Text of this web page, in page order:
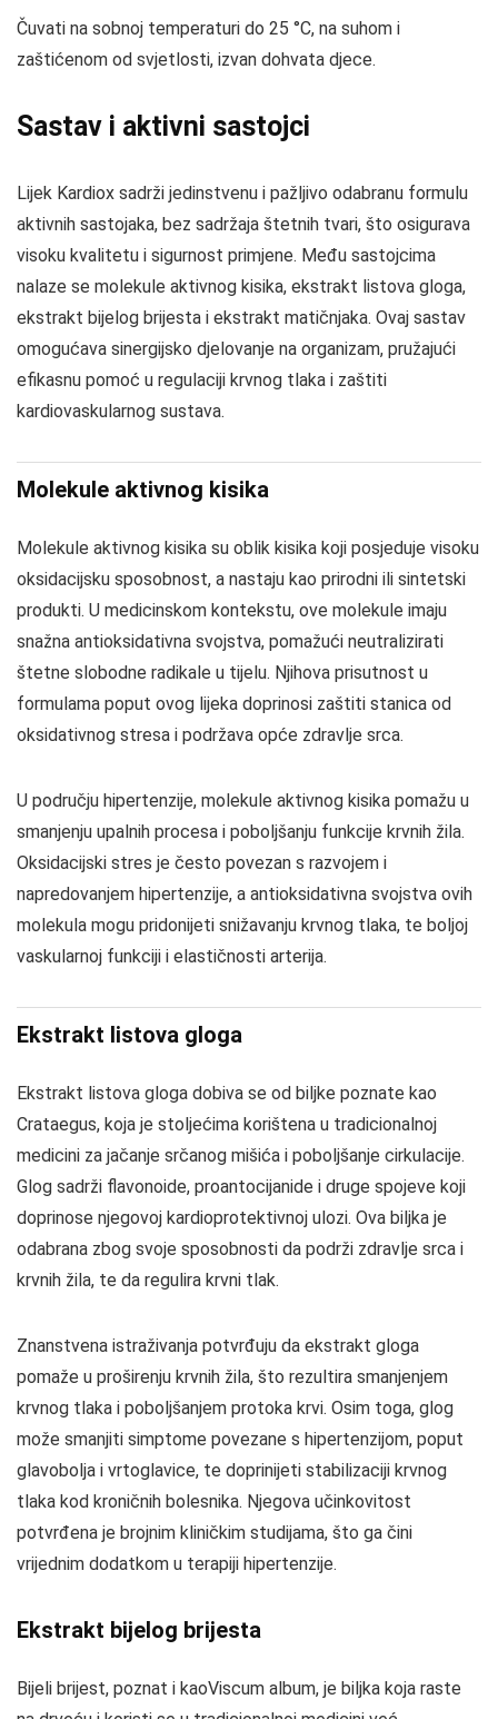
Čuvati na sobnoj temperaturi do 25 °C, na suhom i
zaštićenom od svjetlosti, izvan dohvata djece.
Sastav i aktivni sastojci
Lijek Kardiox sadrži jedinstvenu i pažljivo odabranu formulu
aktivnih sastojaka, bez sadržaja štetnih tvari, što osigurava
visoku kvalitetu i sigurnost primjene. Među sastojcima
nalaze se molekule aktivnog kisika, ekstrakt listova gloga,
ekstrakt bijelog brijesta i ekstrakt matičnjaka. Ovaj sastav
omogućava sinergijsko djelovanje na organizam, pružajući
efikasnu pomoć u regulaciji krvnog tlaka i zaštiti
kardiovaskularnog sustava.
Molekule aktivnog kisika
Molekule aktivnog kisika su oblik kisika koji posjeduje visoku
oksidacijsku sposobnost, a nastaju kao prirodni ili sintetski
produkti. U medicinskom kontekstu, ove molekule imaju
snažna antioksidativna svojstva, pomažući neutralizirati
štetne slobodne radikale u tijelu. Njihova prisutnost u
formulama poput ovog lijeka doprinosi zaštiti stanica od
oksidativnog stresa i podržava opće zdravlje srca.
U području hipertenzije, molekule aktivnog kisika pomažu u
smanjenju upalnih procesa i poboljšanju funkcije krvnih žila.
Oksidacijski stres je često povezan s razvojem i
napredovanjem hipertenzije, a antioksidativna svojstva ovih
molekula mogu pridonijeti snižavanju krvnog tlaka, te boljoj
vaskularnoj funkciji i elastičnosti arterija.
Ekstrakt listova gloga
Ekstrakt listova gloga dobiva se od biljke poznate kao
Crataegus, koja je stoljećima korištena u tradicionalnoj
medicini za jačanje srčanog mišića i poboljšanje cirkulacije.
Glog sadrži flavonoide, proantocijanide i druge spojeve koji
doprinose njegovoj kardioprotektivnoj ulozi. Ova biljka je
odabrana zbog svoje sposobnosti da podrži zdravlje srca i
krvnih žila, te da regulira krvni tlak.
Znanstvena istraživanja potvrđuju da ekstrakt gloga
pomaže u proširenju krvnih žila, što rezultira smanjenjem
krvnog tlaka i poboljšanjem protoka krvi. Osim toga, glog
može smanjiti simptome povezane s hipertenzijom, poput
glavobolja i vrtoglavice, te doprinijeti stabilizaciji krvnog
tlaka kod kroničnih bolesnika. Njegova učinkovitost
potvrđena je brojnim kliničkim studijama, što ga čini
vrijednim dodatkom u terapiji hipertenzije.
Ekstrakt bijelog brijesta
Bijeli brijest, poznat i kaoViscum album, je biljka koja raste